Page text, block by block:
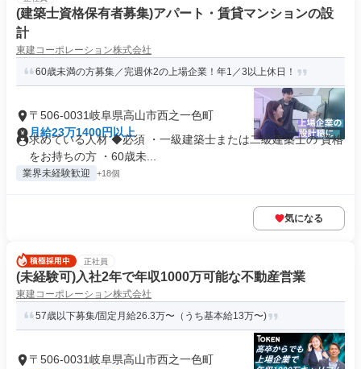
(建築士資格保有者募集)アパート・賃貸マンションの設
計
東建コーポレーション株式会社
60歳未満の方募集／完週休2の上場企業！年1／3以上休日！
〒506-0031岐阜県高山市西之一色町
月給23万1400円以上
求めている人材 ◆必須 ・一級建築士または二級建築士の 資格
をお持ちの方 ・60歳未...
業界未経験歓迎 +18個
気になる
正社員
(未経験可)入社2年で年収1000万可能な不動産営業
東建コーポレーション株式会社
57歳以下募集/固定月給26.3万〜（うち基本給13万〜)
〒506-0031岐阜県高山市西之一色町